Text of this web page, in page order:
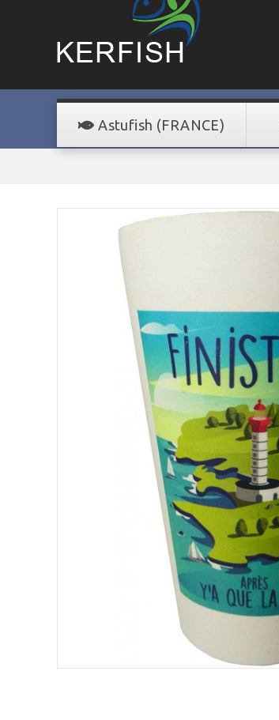
Astufish (FRANCE)